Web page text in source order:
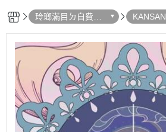
玲瑯滿目ㄉ自費出
版！
KANSAN